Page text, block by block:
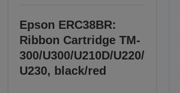
Epson ERC38BR:
Ribbon Cartridge TM-
300/U300/U210D/U220/
U230, black/red